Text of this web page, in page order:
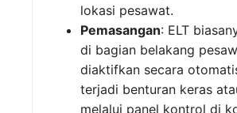
lokasi pesawat.
Pemasangan: ELT
di bagian belakang
diaktifkan secara
terjadi benturan keras
melalui panel kontrol di